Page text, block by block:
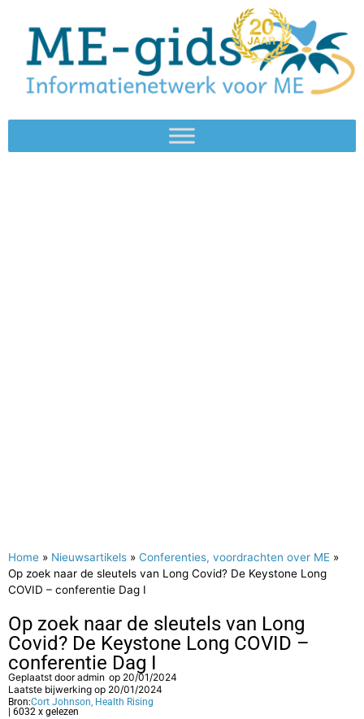
Home » Nieuwsartikels » Conferenties, voordrachten over ME »
Op zoek naar de sleutels van Long Covid? De Keystone Long
COVID – conferentie Dag I
Op zoek naar de sleutels van Long
Covid? De Keystone Long COVID –
conferentie Dag I
Geplaatst dooradmin op 20/01/2024
Laatste bijwerking op 20/01/2024
Bron:Cort Johnson, Health Rising
| 6032 x gelezen